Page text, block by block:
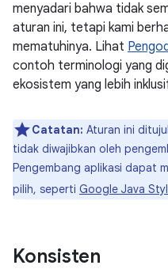
menyadari bahwa tidak
aturan ini, tetapi kami
mematuhinya. Lihat
contoh terminologi yang
ekosistem yang lebih
Catatan: Aturan ini
tidak diwajibkan oleh
Pengembang aplikasi dapat
pilih, seperti Google Java
Konsisten